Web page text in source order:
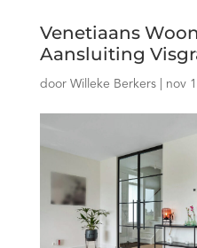
Venetiaans
Aansluiting
door Willeke Berkers| nov